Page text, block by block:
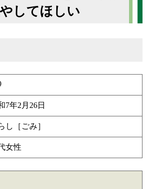
してほしい
7年2月26日
し［ごみ］
女性